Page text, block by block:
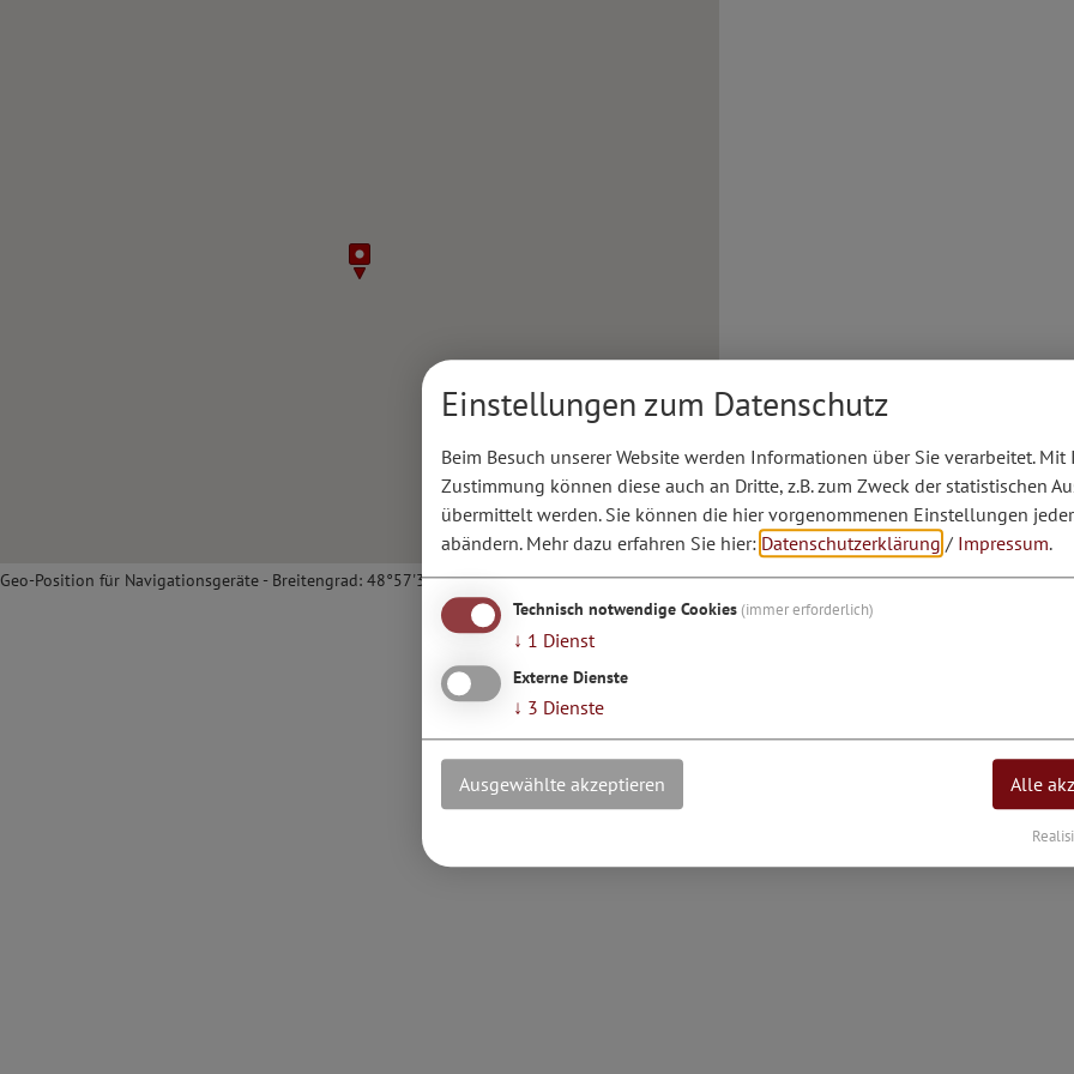
Geo-Position für Navigationsgeräte - Breitengrad: 48°57'35.34''N / Längengrad: 11°24'4.4''E
Einstellungen zum Datenschutz
Beim Besuch unserer Website werden Informationen über Sie verarbeitet. Mit
Zustimmung können diese auch an Dritte, z.B. zum Zweck der statistischen
übermittelt werden. Sie können die hier vorgenommenen Einstellungen
abändern. Mehr dazu erfahren Sie hier: Datenschutzerklärung / Impressum.
Technisch notwendige Cookies (immer erforderlich)
↓ 1 Dienst
Externe Dienste
↓ 3 Dienste
Ausgewählte akzeptieren Alle